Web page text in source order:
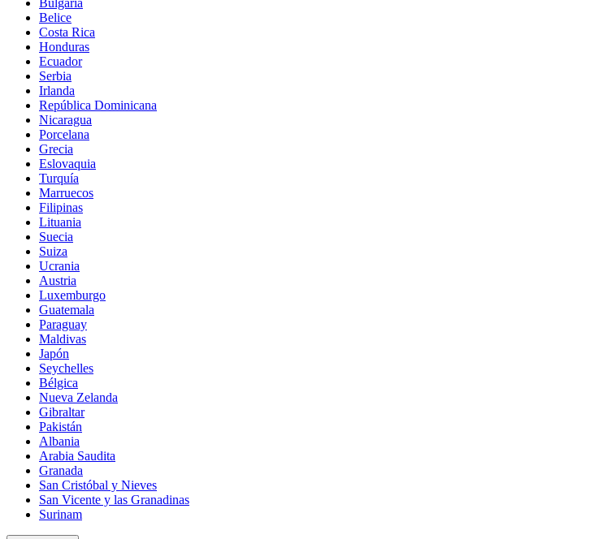
Bulgaria
Belice
Costa Rica
Honduras
Ecuador
Serbia
Irlanda
República Dominicana
Nicaragua
Porcelana
Grecia
Eslovaquia
Turquía
Marruecos
Filipinas
Lituania
Suecia
Suiza
Ucrania
Austria
Luxemburgo
Guatemala
Paraguay
Maldivas
Japón
Seychelles
Bélgica
Nueva Zelanda
Gibraltar
Pakistán
Albania
Arabia Saudita
Granada
San Cristóbal y Nieves
San Vicente y las Granadinas
Surinam